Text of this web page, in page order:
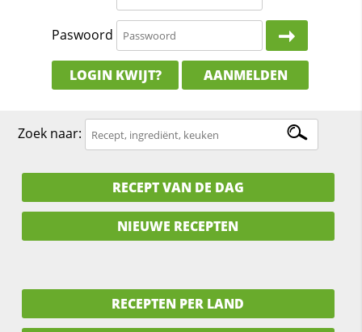
Paswoord
LOGIN KWIJT? AANMELDEN
Zoek naar:
RECEPT VAN DE DAG
NIEUWE RECEPTEN
RECEPTEN PER LAND